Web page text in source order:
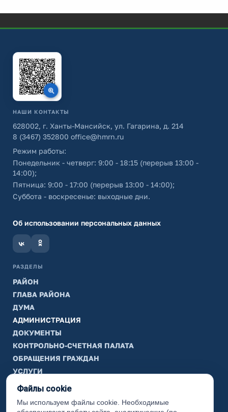
НАШИ КОНТАКТЫ
628002, г. Ханты-Мансийск, ул. Гагарина, д. 214
8 (3467) 352800 office@hmrn.ru
Режим работы:
Понедельник - четверг: 9:00 - 18:15 (перерыв 13:00 -
14:00);
Пятница: 9:00 - 17:00 (перерыв 13:00 - 14:00);
Суббота - воскресенье: выходные дни.
Об использовании персональных данных
РАЗДЕЛЫ
РАЙОН
ГЛАВА РАЙОНА
ДУМА
АДМИНИСТРАЦИЯ
ДОКУМЕНТЫ
КОНТРОЛЬНО-СЧЕТНАЯ ПАЛАТА
ОБРАЩЕНИЯ ГРАЖДАН
УСЛУГИ
ТИК
ИНФОРМАЦИЯ
Файлы cookie
Мы используем файлы cookie. Необходимые